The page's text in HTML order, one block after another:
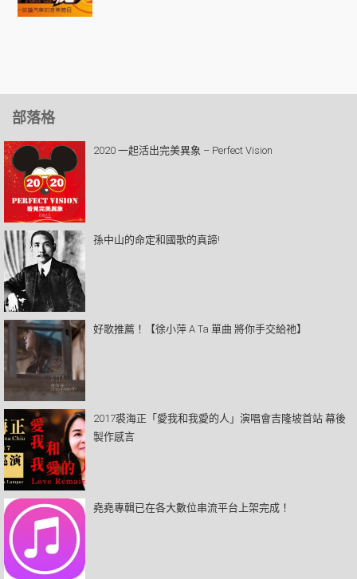
部落格
2020 一起活出完美異象 – Perfect Vision
孫中山的命定和國歌的真諦!
好歌推薦！【徐小萍 A Ta 單曲 將你手交給祂】
2017裘海正「愛我和我愛的人」演唱會吉隆坡首站 幕後
製作感言
堯堯專輯已在各大數位串流平台上架完成！